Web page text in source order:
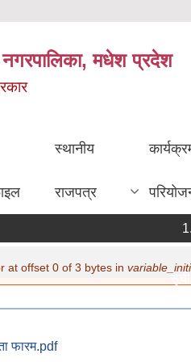
नगरपालिका, मधेश प्रदेश
स्थानीय
राजपत्र
सूची
at offset 0 of 3 bytes in
फारम.pdf